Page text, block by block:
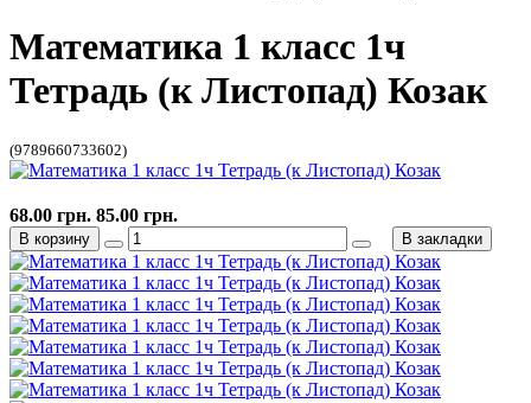
Математика 1 класс 1ч
Тетрадь (к Листопад) Козак
(9789660733602)
68.00 грн. 85.00 грн.
В корзину В закладки